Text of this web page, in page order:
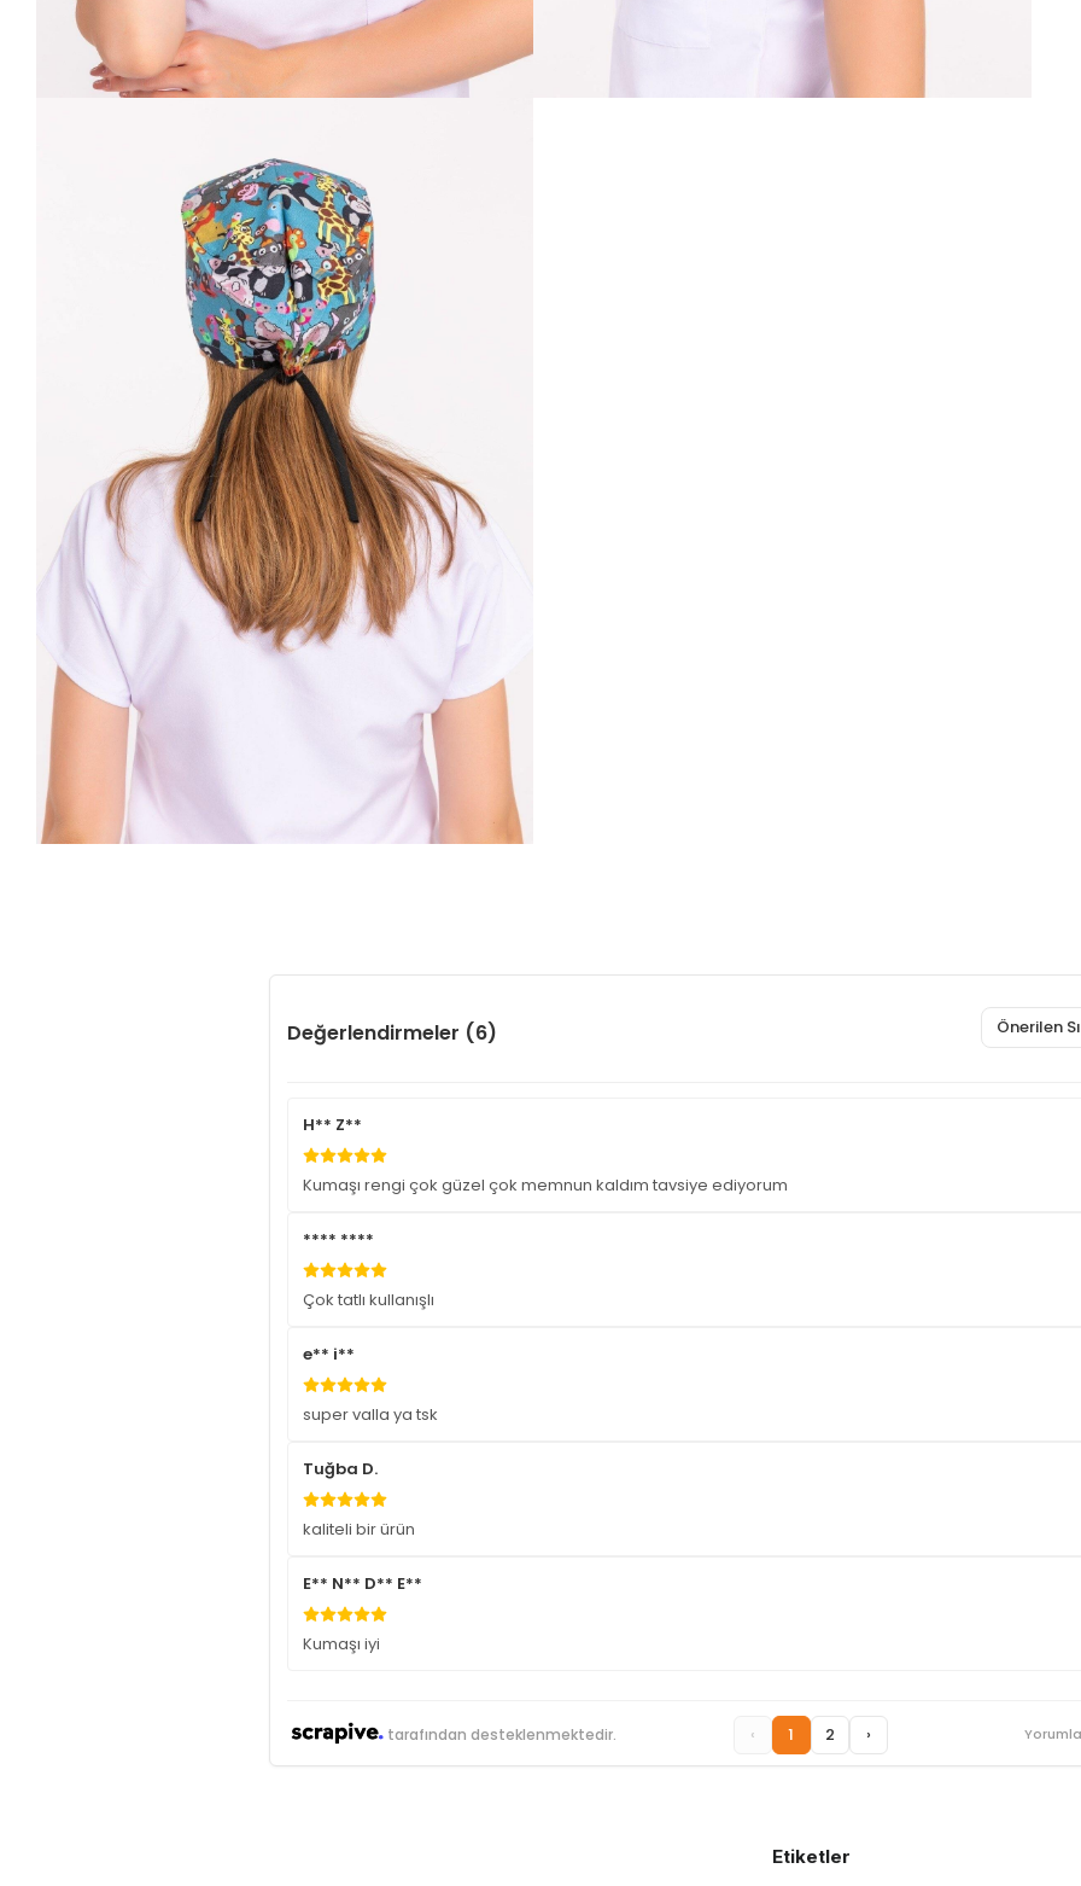
Değerlendirmeler (6) Önerilen
H** Z**
Kumaşı rengi çok güzel çok memnun kaldım tavsiye ediyorum
**** ****
Çok tatlı kullanışlı
e** i**
super valla ya tsk
Tuğba D.
kaliteli bir ürün
E** N** D** E**
Kumaşı iyi
tarafından desteklenmektedir. ‹ 1 2 ›
Etiketler